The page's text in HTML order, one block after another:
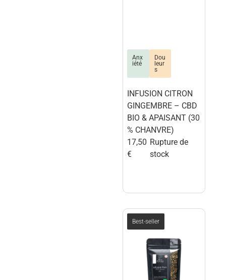
Anx
iété
Dou
leur
s
INFUSION CITRON
GINGEMBRE – CBD
BIO & APAISANT (30
% CHANVRE)
17,50
€
Rupture de
stock
Best-seller